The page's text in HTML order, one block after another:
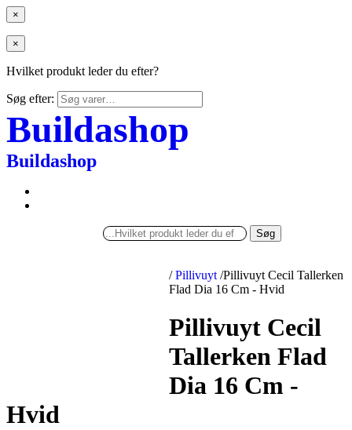
×
×
Hvilket produkt leder du efter?
Søg efter:
Buildashop
Buildashop
Søg
/ Pillivuyt /Pillivuyt Cecil Tallerken
Flad Dia 16 Cm - Hvid
Pillivuyt Cecil
Tallerken Flad
Dia 16 Cm -
Hvid